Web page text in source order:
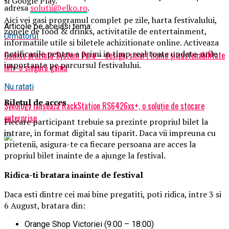
adresasolutii@elko.ro.
Articole pe aceiasi tema:
Urmatorul
Gewiss prezintă System Pura – design, smart home și sustenabilitate
într-o singură gamă
Nu ratati
Synology lansează RackStation RS6426xs+, o soluție de stocare
enterprise
Aici vei gasi programul complet pe zile, harta festivalului,
zonele de food & drinks, activitatile de entertainment,
informatiile utile si biletele achizitionate online. Activeaza
notificarile pentru a primi in timp real toate update-urile
importante pe parcursul festivalului.
Biletul de acces
Fiecare participant trebuie sa prezinte propriul bilet la
intrare, in format digital sau tiparit. Daca vii impreuna cu
prietenii, asigura-te ca fiecare persoana are acces la
propriul bilet inainte de a ajunge la festival.
Ridica-ti bratarainainte de festival
Daca esti dintre cei mai bine pregatiti, poti ridica, intre 3 si
6 August, bratara din:
Orange Shop Victoriei (9:00 – 18:00)